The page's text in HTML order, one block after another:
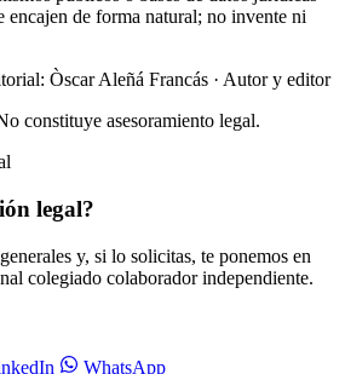
encajen de forma natural; no invente ni
Òscar Aleñá Francás · Autor y editor
constituye asesoramiento legal.
legal?
y, si lo solicitas, te ponemos en
colegiado colaborador independiente.
WhatsApp